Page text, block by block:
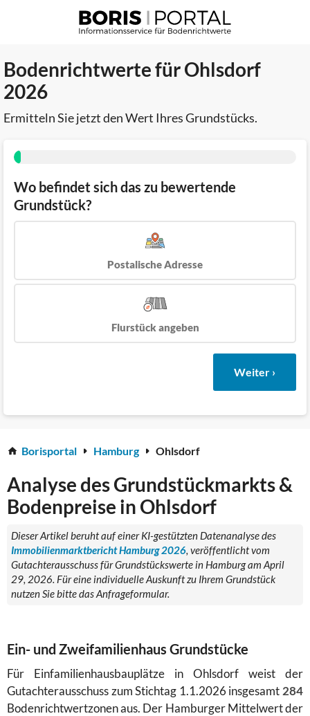
Bodenrichtwerte für Ohlsdorf
2026
Ermitteln Sie jetzt den Wert Ihres Grundstücks.
Wo befindet sich das zu bewertende
Grundstück?
Postalische Adresse
Flurstück angeben
Weiter ›
Borisportal Hamburg Ohlsdorf
Analyse des Grundstückmarkts &
Bodenpreise in Ohlsdorf
Dieser Artikel beruht auf einer KI-gestützten Datenanalyse des
Immobilienmarktbericht Hamburg 2026, veröffentlicht vom
Gutachterausschuss für Grundstückswerte in Hamburg am April
29, 2026. Für eine individuelle Auskunft zu Ihrem Grundstück
nutzen Sie bitte das Anfrageformular.
Ein- und Zweifamilienhaus Grundstücke
Für Einfamilienhausbauplätze in Ohlsdorf weist der
Gutachterausschuss zum Stichtag 1.1.2026 insgesamt 284
Bodenrichtwertzonen aus. Der Hamburger Mittelwert der